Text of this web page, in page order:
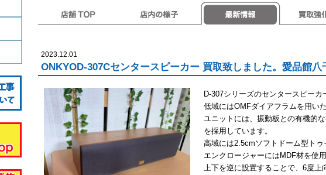
2023.12.01
ONKYOD-307Cセンタースピーカー 買取致しました。愛品館八
D-307シリーズのセンタースピーカ
低域にはOMFダイアフラムを用い
ユニットには、振動板との有機的
を採用しています。
高域には2.5cmソフトドーム型トゥ
エンクロージャーにはMDF材を使用
上下を逆に設置することで、6度上